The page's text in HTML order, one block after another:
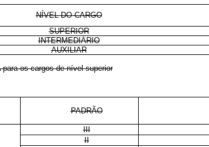
NÍVEL DO CARGO
SUPERIOR
INTERMEDIÁRIO
AUXILIAR
para os cargos de nível superior
PADRÃO
III
II